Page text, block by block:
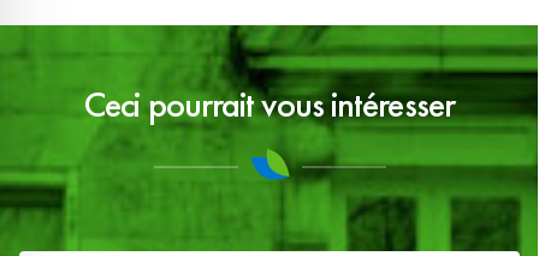
Ceci pourrait vous intéresser